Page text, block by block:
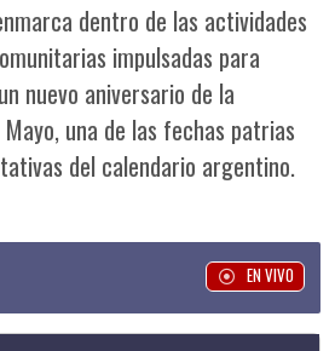
dentro de las actividades
impulsadas para
nuevo aniversario de la
Mayo, una de las fechas patrias
del calendario argentino.
EN VIVO